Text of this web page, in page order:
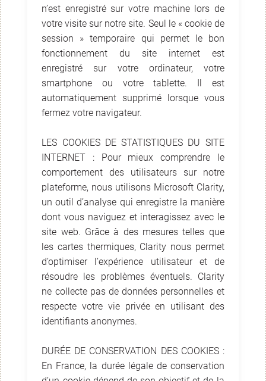
n’est enregistré sur votre machine lors de
votre visite sur notre site. Seul le « cookie de
session » temporaire qui permet le bon
fonctionnement du site internet est
enregistré sur votre ordinateur, votre
smartphone ou votre tablette. Il est
automatiquement supprimé lorsque vous
fermez votre navigateur.
LES COOKIES DE STATISTIQUES DU SITE
INTERNET : Pour mieux comprendre le
comportement des utilisateurs sur notre
plateforme, nous utilisons Microsoft Clarity,
un outil d’analyse qui enregistre la manière
dont vous naviguez et interagissez avec le
site web. Grâce à des mesures telles que
les cartes thermiques, Clarity nous permet
d’optimiser l’expérience utilisateur et de
résoudre les problèmes éventuels. Clarity
ne collecte pas de données personnelles et
respecte votre vie privée en utilisant des
identifiants anonymes.
DURÉE DE CONSERVATION DES COOKIES :
En France, la durée légale de conservation